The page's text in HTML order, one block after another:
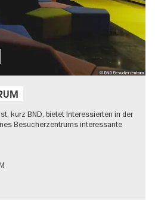
© BND Besucherzentrum
kurz BND, bietet Interessierten in der
Besucherzentrums interessante